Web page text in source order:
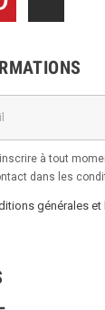
à tout
dans les
générales